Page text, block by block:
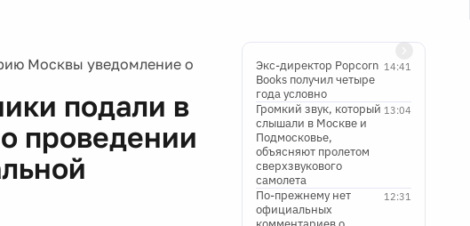
Москвы уведомление о
подали в
проведении
14:41
Экс-директор Popcorn
Books получил четыре
года условно
13:04
Громкий звук, который
слышали в Москве и
Подмосковье,
объясняют пролетом
сверхзвукового
самолета
12:31
По-прежнему нет
официальных